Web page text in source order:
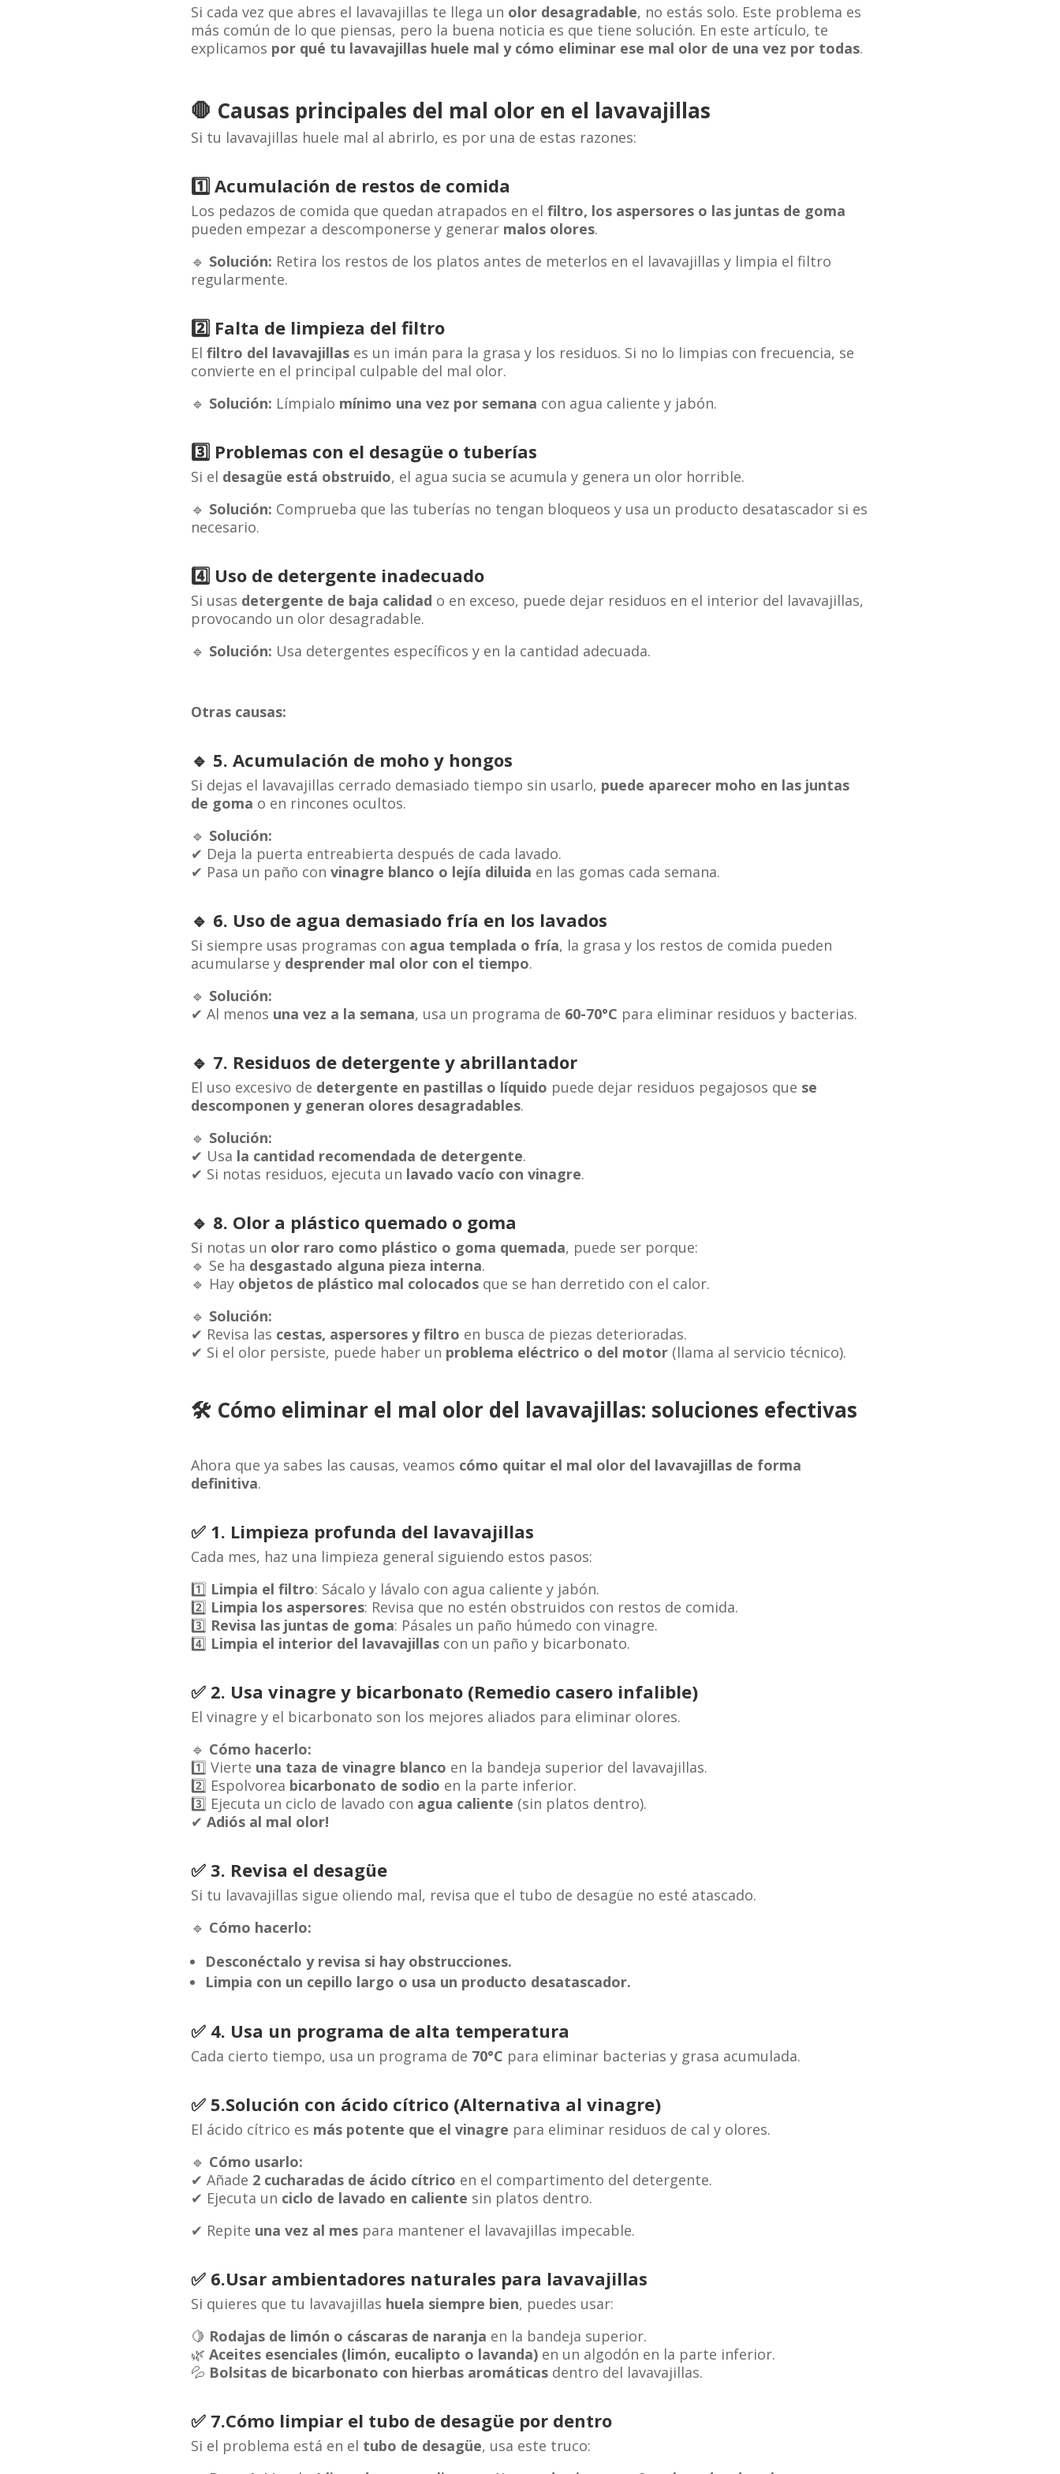
Si cada vez que abres el lavavajillas te llega un olor desagradable, no estás solo. Este problema es
más común de lo que piensas, pero la buena noticia es que tiene solución. En este artículo, te
explicamos por qué tu lavavajillas huele mal y cómo eliminar ese mal olor de una vez por todas.
🛑 Causas principales del mal olor en el lavavajillas
Si tu lavavajillas huele mal al abrirlo, es por una de estas razones:
1️⃣ Acumulación de restos de comida
Los pedazos de comida que quedan atrapados en el filtro, los aspersores o las juntas de goma
pueden empezar a descomponerse y generar malos olores.
🔹 Solución: Retira los restos de los platos antes de meterlos en el lavavajillas y limpia el filtro
regularmente.
2️⃣ Falta de limpieza del filtro
El filtro del lavavajillases un imán para la grasa y los residuos. Si no lo limpias con frecuencia, se
convierte en el principal culpable del mal olor.
🔹 Solución: Límpialo mínimo una vez por semana con agua caliente y jabón.
3️⃣ Problemas con el desagüe o tuberías
Si el desagüe está obstruido, el agua sucia se acumula y genera un olor horrible.
🔹 Solución: Comprueba que las tuberías no tengan bloqueos y usa un producto desatascador si es
necesario.
4️⃣ Uso de detergente inadecuado
Si usas detergente de baja calidad o en exceso, puede dejar residuos en el interior del lavavajillas,
provocando un olor desagradable.
🔹 Solución: Usa detergentes específicos y en la cantidad adecuada.
Otras causas:
🔹 5. Acumulación de moho y hongos
Si dejas el lavavajillas cerrado demasiado tiempo sin usarlo, puede aparecer moho en las juntas
de goma o en rincones ocultos.
🔹 Solución:
✔ Deja la puerta entreabierta después de cada lavado.
✔ Pasa un paño con vinagre blanco o lejía diluida en las gomas cada semana.
🔹 6. Uso de agua demasiado fría en los lavados
Si siempre usas programas con agua templada o fría, la grasa y los restos de comida pueden
acumularse y desprender mal olor con el tiempo.
🔹 Solución:
✔ Al menos una vez a la semana, usa un programa de 60-70°C para eliminar residuos y bacterias.
🔹 7. Residuos de detergente y abrillantador
El uso excesivo de detergente en pastillas o líquido puede dejar residuos pegajosos que se
descomponen y generan olores desagradables.
🔹 Solución:
✔ Usa la cantidad recomendada de detergente.
✔ Si notas residuos, ejecuta un lavado vacío con vinagre.
🔹 8. Olor a plástico quemado o goma
Si notas un olor raro como plástico o goma quemada, puede ser porque:
🔹 Se ha desgastado alguna pieza interna.
🔹 Hay objetos de plástico mal colocadosque se han derretido con el calor.
🔹 Solución:
✔ Revisa las cestas, aspersores y filtro en busca de piezas deterioradas.
✔ Si el olor persiste, puede haber un problema eléctrico o del motor(llama al servicio técnico).
🛠 Cómo eliminar el mal olor del lavavajillas: soluciones efectivas
Ahora que ya sabes las causas, veamos cómo quitar el mal olor del lavavajillas de forma
definitiva.
✅ 1. Limpieza profunda del lavavajillas
Cada mes, haz una limpieza general siguiendo estos pasos:
1️⃣ Limpia el filtro: Sácalo y lávalo con agua caliente y jabón.
2️⃣ Limpia los aspersores: Revisa que no estén obstruidos con restos de comida.
3️⃣ Revisa las juntas de goma: Pásales un paño húmedo con vinagre.
4️⃣ Limpia el interior del lavavajillascon un paño y bicarbonato.
✅ 2. Usa vinagre y bicarbonato(Remedio casero infalible)
El vinagre y el bicarbonato son los mejores aliados para eliminar olores.
🔹 Cómo hacerlo:
1️⃣ Vierte una taza de vinagre blanco en la bandeja superior del lavavajillas.
2️⃣ Espolvorea bicarbonato de sodio en la parte inferior.
3️⃣ Ejecuta un ciclo de lavado con agua caliente (sin platos dentro).
✔ Adiós al mal olor!
✅ 3. Revisa el desagüe
Si tu lavavajillas sigue oliendo mal, revisa que el tubo de desagüe no esté atascado.
🔹 Cómo hacerlo:
Desconéctalo y revisa si hay obstrucciones.
Limpia con un cepillo largo o usa un producto desatascador.
✅ 4. Usa un programa de alta temperatura
Cada cierto tiempo, usa un programa de 70°C para eliminar bacterias y grasa acumulada.
✅ 5.Solución con ácido cítrico (Alternativa al vinagre)
El ácido cítrico es más potente que el vinagre para eliminar residuos de cal y olores.
🔹 Cómo usarlo:
✔ Añade 2 cucharadas de ácido cítrico en el compartimento del detergente.
✔ Ejecuta un ciclo de lavado en caliente sin platos dentro.
✔ Repite una vez al mespara mantener el lavavajillas impecable.
✅ 6.Usar ambientadores naturales para lavavajillas
Si quieres que tu lavavajillas huela siempre bien, puedes usar:
🍋 Rodajas de limón o cáscaras de naranja en la bandeja superior.
🌿 Aceites esenciales (limón, eucalipto o lavanda)en un algodón en la parte inferior.
💦 Bolsitas de bicarbonato con hierbas aromáticasdentro del lavavajillas.
✅7.Cómo limpiar el tubo de desagüe por dentro
Si el problema está en el tubo de desagüe, usa este truco: